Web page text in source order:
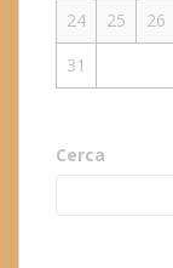
24
25 26
31
Cerca